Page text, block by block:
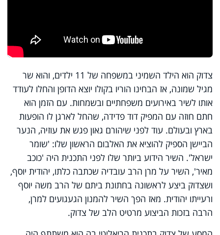
צדוק הוא הילד השמיני במשפחה של 11 ילדים, והוא שר
מגיל שמונה, אז הבחינו הוריו בקולו יוצא הדופן והחלו לעודד
אותו לשיר באירועים משפחתיים ובשמחות. עם הזמן הוא
חתם חוזה עם המפיק דוד פדידה, שהחל לארגן לו הופעות
בארץ ובעולם. עוד לפני שיהורם גאון פגש את עוזיה, הנער
הביישן הספיק להוציא את האלבום הראשון שלו: 'שומר
ישראל'. השיר הידוע ביותר שלו לפני התכנית היה 'כוכב
מאיר', השיר על מרן הרב עובדיה שכתבה כלתו, יהודית יוסף,
ושצדוק ביצע לראשונה בחתונת ביתם של הרב משה יוסף
ורעייתו יהודית. מאז הפך השיר להמנון הגעגועים למרן,
הרבה בזכות הביצוע מרטיט הלב של צדוק.